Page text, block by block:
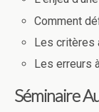
Comment
Les critères
Les erreurs
Séminaire